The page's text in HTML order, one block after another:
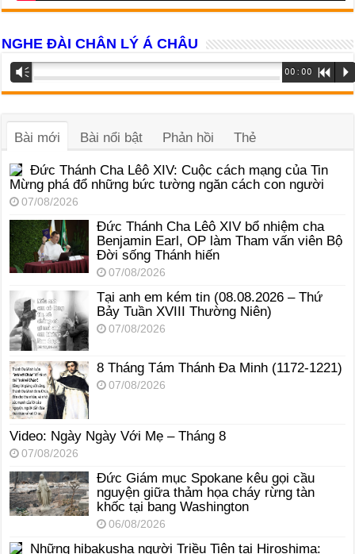
NGHE ĐÀI CHÂN LÝ Á CHÂU
Trình
phát
âm
Vm 00:00 R P
Bài mới Bài nổi bật Phản hồi Thẻ
Đức Thánh Cha Lêô XIV: Cuộc cách mạng của Tin
Mừng phá đổ những bức tường ngăn cách con người
07/08/2026
Đức Thánh Cha Lêô XIV bổ nhiệm cha
Benjamin Earl, OP làm Tham vấn viên Bộ
Đời sống Thánh hiến
07/08/2026
Tại anh em kém tin (08.08.2026 – Thứ
Bảy Tuần XVIII Thường Niên)
07/08/2026
8 Tháng Tám Thánh Ða Minh (1172-1221)
07/08/2026
Video: Ngày Ngày Với Mẹ – Tháng 8
07/08/2026
Đức Giám mục Spokane kêu gọi cầu
nguyện giữa thảm họa cháy rừng tàn
khốc tại bang Washington
06/08/2026
Những hibakusha người Triều Tiên tại Hiroshima: